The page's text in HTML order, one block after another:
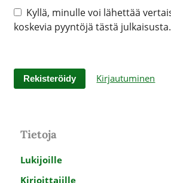
koskevia pyyntöjä tästä julkaisusta.
Rekisteröidy Kirjautuminen
Tietoja
Lukijoille
Kirjoittajille